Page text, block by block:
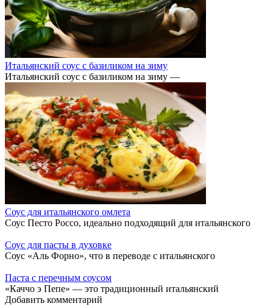
Итальянский соус с базиликом на зиму
Итальянский соус с базиликом на зиму —
Соус для итальянского омлета
Соус Песто Россо, идеально подходящий для итальянского
Соус для пасты в духовке
Соус «Аль Форно», что в переводе с итальянского
Паста с перечным соусом
«Каччо э Пепе» — это традиционный итальянский
Добавить комментарий